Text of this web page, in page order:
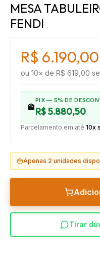
MESA
FENDI
R$ 6.190,00
ou 10× de R$ 619,00
🏦
PIX — 5% DE
R$ 5.880,50
Parcelamento em até 10x
Apenas 2 unidades
Tirar